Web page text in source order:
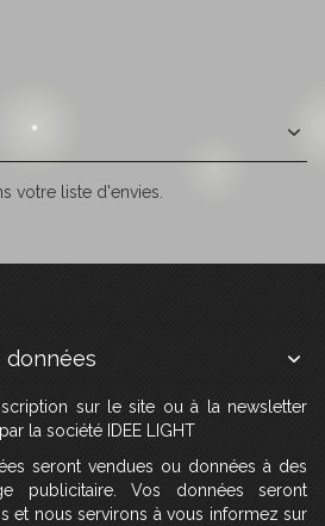
votre liste d'envies.
données
sur le site ou à la newsletter
la société IDEE LIGHT
seront vendues ou données à des
publicitaire. Vos données seront
et nous servirons à vous informez sur